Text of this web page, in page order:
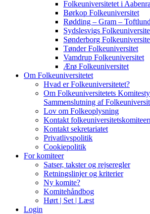
Folkeuniversitetet i
Børkop Folkeuniversitet
Rødding – Gram –
Sydslesvigs
Sønderborg
Tønder Folkeuniversitet
Vamdrup Folkeuniversitet
Ærø Folkeuniversitet
Om Folkeuniversitetet
Hvad er Folkeuniversitetet?
Om Folkeuniversitetets
Sammenslutning af
Lov om Folkeoplysning
Kontakt
Kontakt sekretariatet
Privatlivspolitik
Cookiepolitik
For komiteer
Satser, takster og rejseregler
Retningslinjer og kriterier
Ny komite?
Komitehåndbog
Hørt | Set | Læst
Login